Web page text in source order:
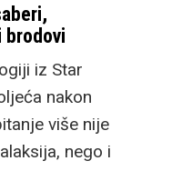
brodovi
iz Star
nakon
više nije
nego i